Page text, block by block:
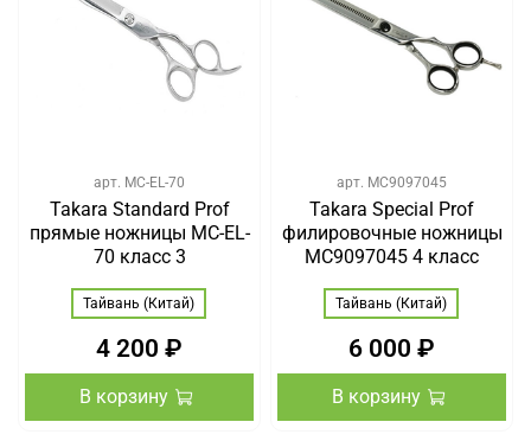
арт. MC-EL-70
Takara Standard Prof
прямые ножницы MC-EL-
70 класс 3
Тайвань (Китай)
4 200 ₽
В корзину
арт. MC9097045
Takara Special Prof
филировочные ножницы
MC9097045 4 класс
Тайвань (Китай)
6 000 ₽
В корзину